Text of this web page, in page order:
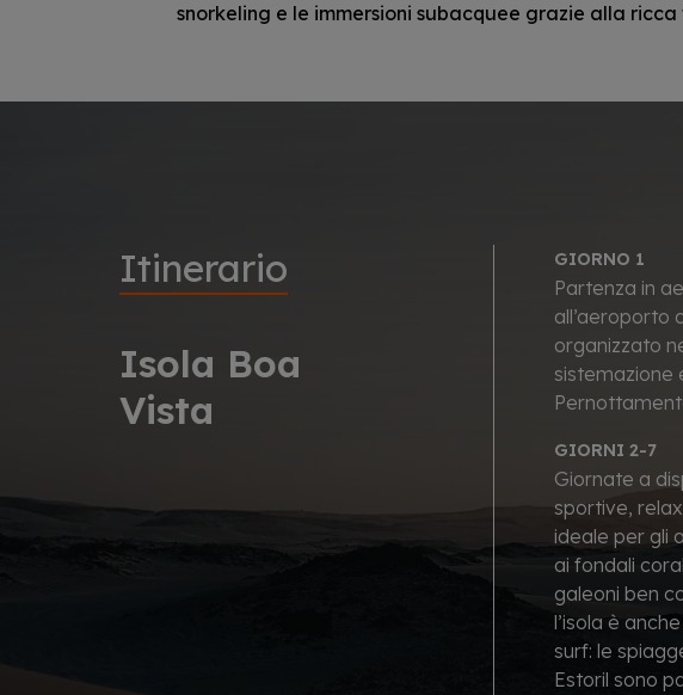
snorkeling e le immersioni subacquee grazie alla
Itinerario
Isola Boa
Vista
GIORNO 1
Partenza in
all’aeroporto
organizzato
sistemazione
GIORNI 2-7
Giornate a
sportive,
ideale per gli
ai fondali
galeoni ben
l’isola è
surf: le
Estoril sono